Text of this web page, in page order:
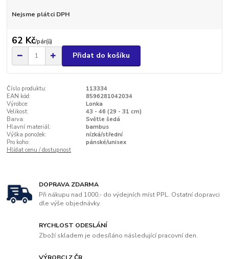
Nejsme plátci DPH
62 Kč/pár(ů)
Přidat do košíku
Číslo produktu:
113334
EAN kód:
8596281042034
Výrobce:
Lonka
Velikost:
43 - 46 (29 - 31 cm)
Barva:
Světle šedá
Hlavní materiál:
bambus
Výška ponožek:
nízká/střední
Pro koho:
pánské/unisex
Hlídat cenu / dostupnost
DOPRAVA ZDARMA
Při nákupu nad 1000,- do výdejních míst PPL. Ostatní dopravci
dle výše objednávky.
RYCHLOST ODESLÁNÍ
Zboží skladem je odesíláno následující pracovní den.